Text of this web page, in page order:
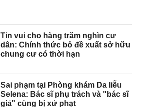
Tin vui cho hàng trăm nghìn cư
dân: Chính thức bỏ đề xuất sở hữu
chung cư có thời hạn
Sai phạm tại Phòng khám Da liễu
Selena: Bác sĩ phụ trách và "bác sĩ
giả" cùng bị xử phạt